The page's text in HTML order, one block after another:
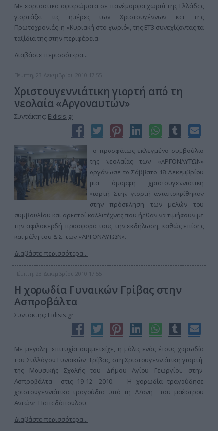
Με εορταστικά αφιερώματα σε πανέμορφα χωριά της Ελλάδας
γιορτάζει τις ημέρες των Χριστουγέννων και της
Πρωτοχρονιάς η «Κυριακή στο χωριό», της ΕΤ3 συνεχίζοντας τα
ταξίδια της στην περιφέρεια.
Διαβάστε περισσότερα...
Πέμπτη, 23 Δεκεμβρίου 2010 17:55
Χριστουγεννιάτικη γιορτή από τη
νεολαία «Αργοναυτών»
Συντάκτης: Eidisis.gr
Το προσφάτως εκλεγμένο συμβούλιο
της νεολαίας των «ΑΡΓΟΝΑΥΤΩΝ»
οργάνωσε το Σάββατο 18 Δεκεμβρίου
μια όμορφη χριστουγεννιάτικη
γιορτή. Στην γιορτή ανταποκρίθηκαν
στην πρόσκληση των μελών του
συμβουλίου και αρκετοί καλλιτέχνες που ήρθαν να τιμήσουν με
την αφιλοκερδή προσφορά τους την εκδήλωση, καθώς επίσης
και μέλη του Δ.Σ. των «ΑΡΓΟΝΑΥΤΩΝ».
Διαβάστε περισσότερα...
Πέμπτη, 23 Δεκεμβρίου 2010 17:55
Η χορωδία Γυναικών Γρίβας στην
Ασπροβάλτα
Συντάκτης: Eidisis.gr
Με μεγάλη επιτυχία συμμετείχε, η μόλις ενός έτους χορωδία
του Συλλόγου Γυναικών Γρίβας, στη Χριστουγεννιάτικη γιορτή
της Μουσικής Σχολής του Δήμου Αγίου Γεωργίου στην
Ασπροβάλτα στις 19-12- 2010. Η χορωδία τραγούδησε
χριστουγεννιάτικα τραγούδια υπό τη Δ/σνη του μαέστρου
Αντώνη Παπαδόπουλου.
Διαβάστε περισσότερα...